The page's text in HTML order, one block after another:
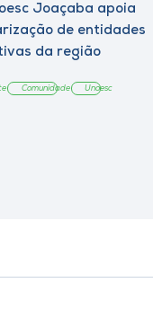
Joaçaba apoia
de entidades
da região
Comunidade Unoesc